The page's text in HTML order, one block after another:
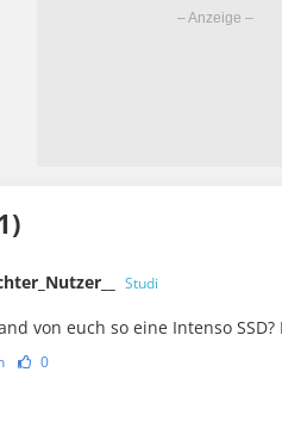
Studi
von euch so eine Intenso
0